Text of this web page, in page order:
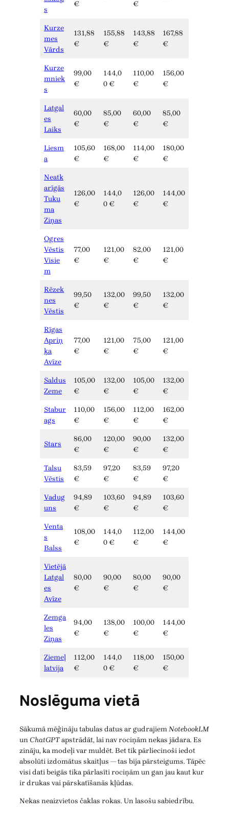
s
€
€
Kurze
mes
Vārds
131,88
€
155,88
€
143,88
€
167,88
€
Kurze
mniek
s
99,00
€
144,0
0 €
110,00
€
156,00
€
Latgal
es
Laiks
60,00
€
85,00
€
60,00
€
85,00
€
Liesm
a
105,60
€
168,00
€
114,00
€
180,00
€
Neatk
arīgās
Tuku
ma
Ziņas
126,00
€
144,0
0 €
126,00
€
144,00
€
Ogres
Vēstis
Visie
m
77,00
€
121,00
€
82,00
€
121,00
€
Rēzek
nes
Vēstis
99,50
€
132,00
€
99,50
€
132,00
€
Rīgas
Apriņ
ķa
Avīze
77,00
€
121,00
€
75,00
€
121,00
€
Saldus
Zeme
105,00
€
132,00
€
105,00
€
132,00
€
Stabur
ags
110,00
€
156,00
€
112,00
€
162,00
€
Stars
86,00
€
120,00
€
90,00
€
132,00
€
Talsu
Vēstis
83,59
€
97,20
€
83,59
€
97,20
€
Vadug
uns
94,89
€
103,60
€
94,89
€
103,60
€
Venta
s
Balss
108,00
€
144,0
0 €
112,00
€
144,00
€
Vietējā
Latgal
es
Avīze
80,00
€
90,00
€
80,00
€
90,00
€
Zemga
les
Ziņas
94,00
€
138,00
€
100,00
€
144,00
€
Ziemeļ
latvija
112,00
€
144,0
0 €
118,00
€
150,00
€
Noslēguma vietā
Sākumā mēģināju tabulas datus ar gudrajiemNotebookLM
un ChatGPTapstrādāt, lai nav rociņām nekas jādara. Es
zināju, ka modeļi var muldēt. Bet tik pārliecinoši iedot
absolūti izdomātus skaitļus — tas bija pārsteigums. Tāpēc
visi dati beigās tika pārlasīti rociņām un gan jau kaut kur
ir drukas vai pārskatīšanās kļūdas.
Nekas neaizvietos čaklas rokas. Un lasošu sabiedrību.